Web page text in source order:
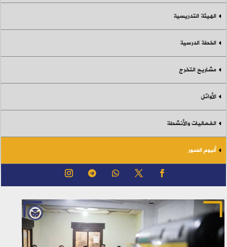
الهيئة التدريسية
الخطة الدرسية
مشاريع التخرج
الأوائل
الفعاليات والأنشطة
ألبوم الصور